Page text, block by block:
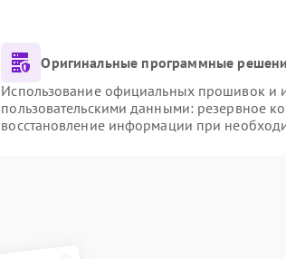
Оригинальные программные
Использование официальных прошивок и
пользовательскими данными: резервное
восстановление информации при